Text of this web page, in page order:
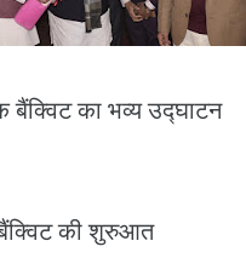
बैंक्विट का भव्य उद्घाटन
की शुरुआत